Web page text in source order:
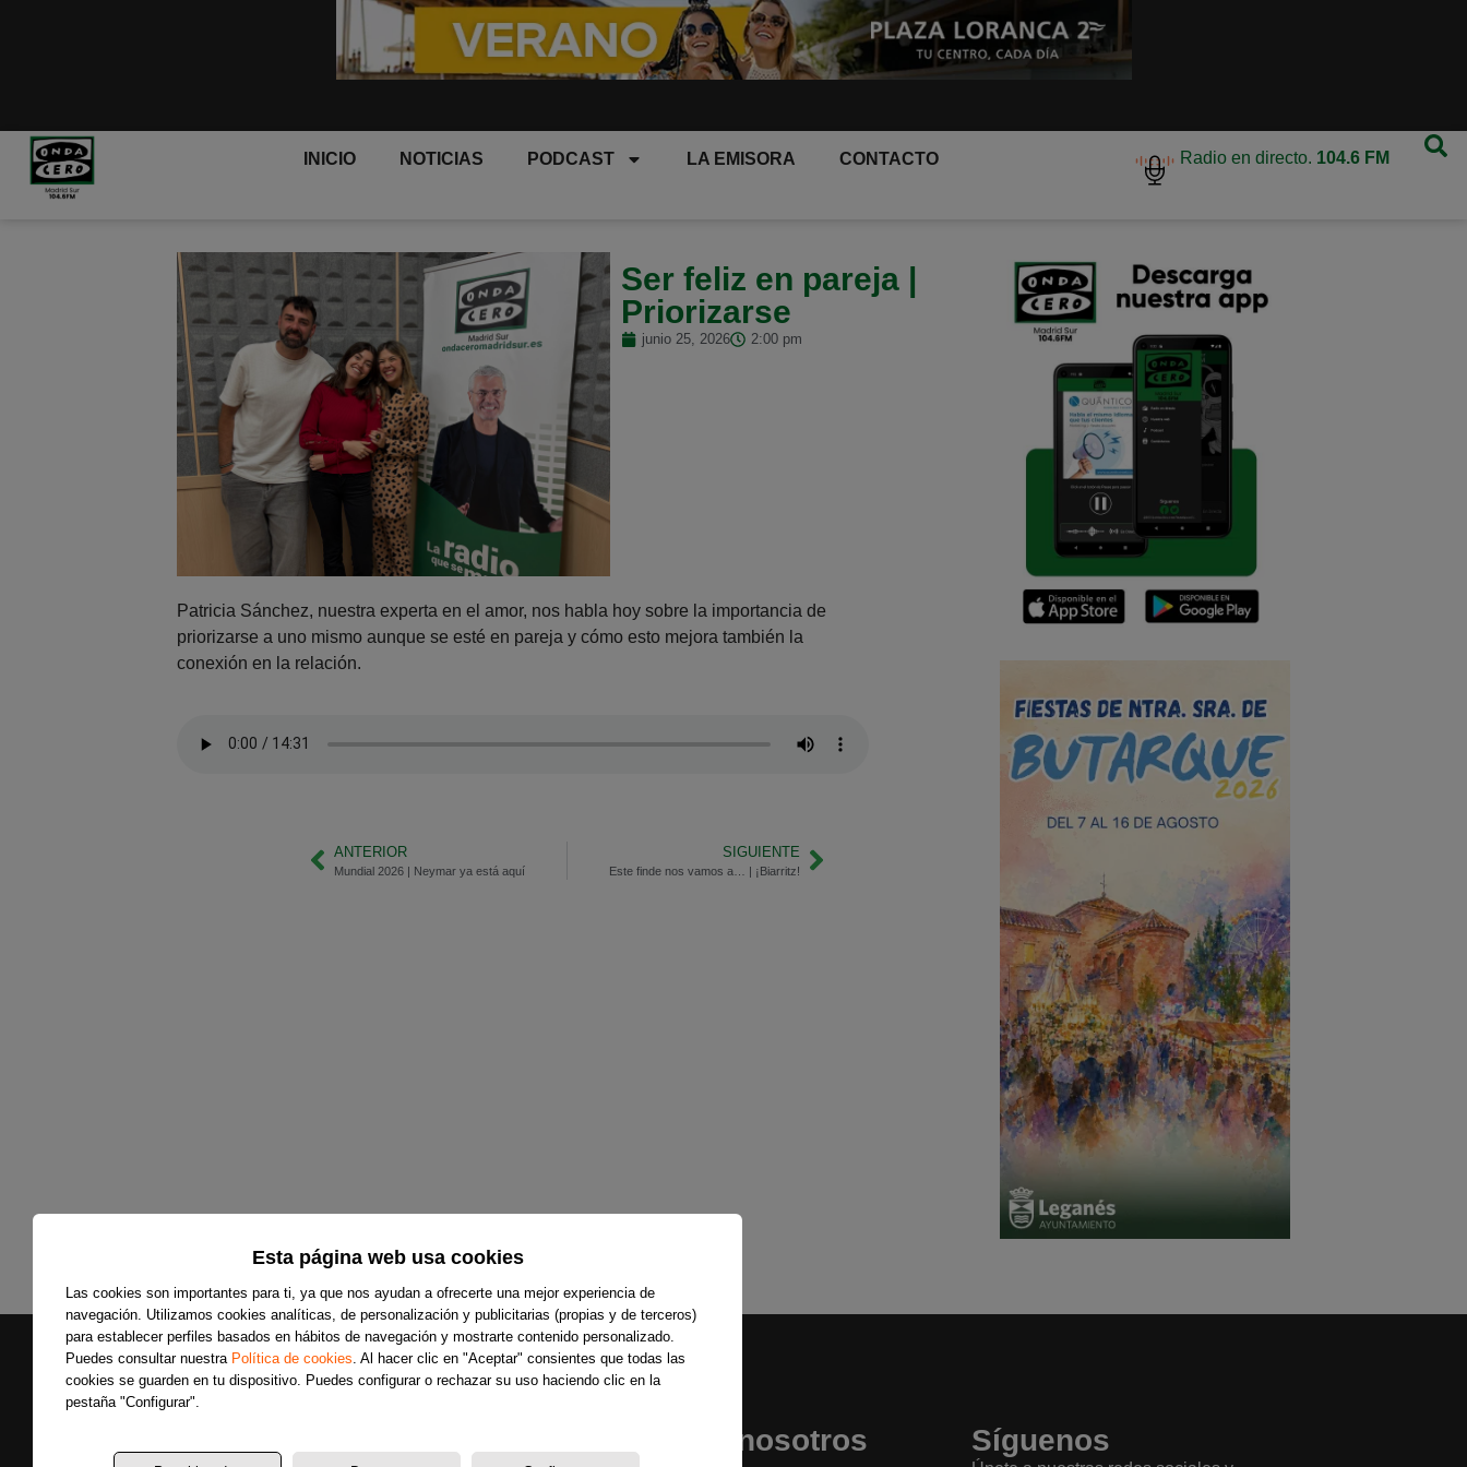
Esta página web usa cookies
Las cookies son importantes para ti, ya que nos ayudan a ofrecerte una mejor experiencia de
navegación. Utilizamos cookies analíticas, de personalización y publicitarias (propias y de terceros)
para establecer perfiles basados en hábitos de navegación y mostrarte contenido personalizado.
Puedes consultar nuestra Política de cookies. Al hacer clic en "Aceptar" consientes que todas las
cookies se guarden en tu dispositivo. Puedes configurar o rechazar su uso haciendo clic en la
pestaña "Configurar".
INICIO NOTICIAS PODCAST LA EMISORA CONTACTO Radio en directo. 104.6 FM
Ser feliz en pareja |
Priorizarse
junio 25, 2026 2:00 pm
Patricia Sánchez, nuestra experta en el amor, nos habla hoy sobre la importancia de
priorizarse a uno mismo aunque se esté en pareja y cómo esto mejora también la
conexión en la relación.
ANTERIOR
Mundial 2026 | Neymar ya está aquí
SIGUIENTE
Este finde nos vamos a… | ¡Biarritz!
Sobre nosotros Síguenos